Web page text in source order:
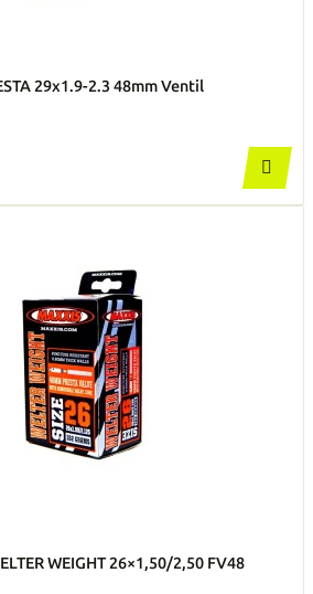
ZRAČNICA PRESTA 29x1.9-2.3 48mm Ventil

WEIGHT 26×1,50/2,50 FV48